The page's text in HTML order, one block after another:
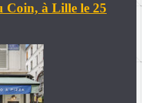
Coin, à Lille le 25